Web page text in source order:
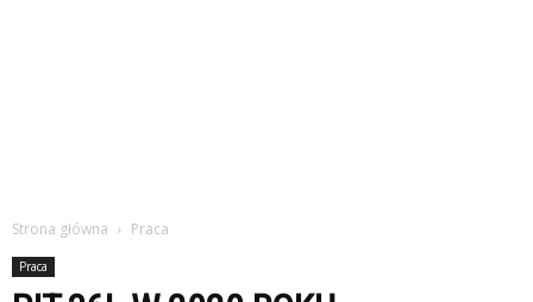
Strona główna Praca
Praca